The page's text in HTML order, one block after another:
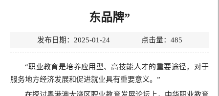
东品牌”
发布日期：2025-01-24 点击量： 485
“职业教育是培养应用型、高技能人才的重要途径，对于
服务地方经济发展和促进就业具有重要意义。”